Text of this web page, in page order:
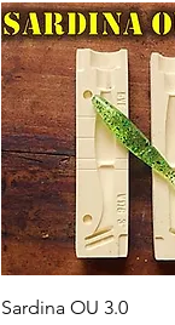
Vista rápida
Sardina OU 3.0